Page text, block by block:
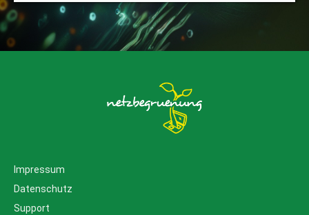
Impressum
Datenschutz
Support